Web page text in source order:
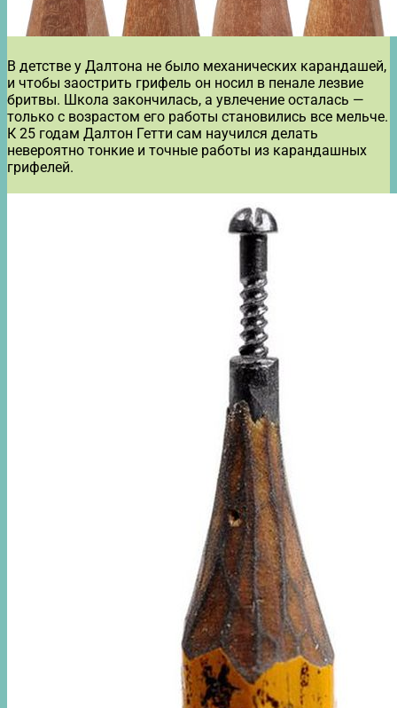
В детстве у Далтона не было механических карандашей,
и чтобы заострить грифель он носил в пенале лезвие
бритвы. Школа закончилась, а увлечение осталась —
только с возрастом его работы становились все мельче.
К 25 годам Далтон Гетти сам научился делать
невероятно тонкие и точные работы из карандашных
грифелей.